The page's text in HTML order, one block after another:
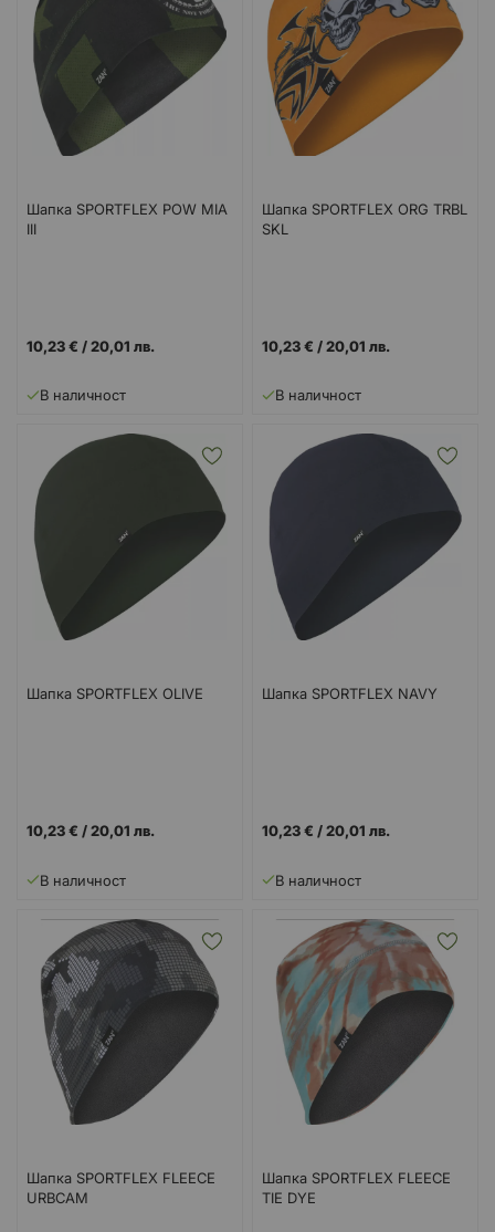
Шапка SPORTFLEX POW MIA
III
10,23 € /20,01 лв.
В наличност
Шапка SPORTFLEX ORG TRBL
SKL
10,23 € /20,01 лв.
В наличност
Шапка SPORTFLEX OLIVE
10,23 € /20,01 лв.
В наличност
Шапка SPORTFLEX NAVY
10,23 € /20,01 лв.
В наличност
Шапка SPORTFLEX FLEECE
URBCAM
Шапка SPORTFLEX FLEECE
TIE DYE